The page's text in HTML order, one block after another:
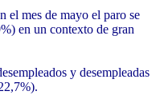
el mes de mayo el paro se
en un contexto de gran
y desempleadas